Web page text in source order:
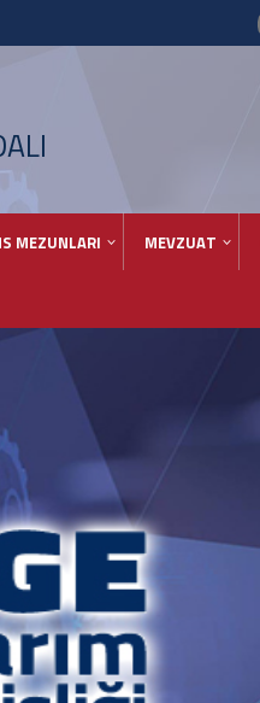
MEZUNLARI MEVZUAT